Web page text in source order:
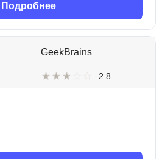
Подробнее
GeekBrains
2.8